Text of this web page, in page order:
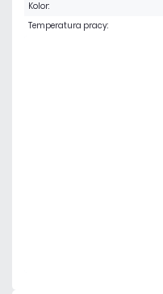
Kolor:
Temperatura pracy: